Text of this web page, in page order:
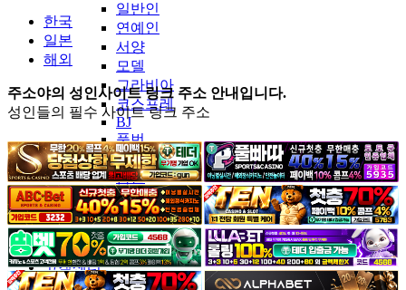
일반인
연예인
서양
모델
그라비아
코스프레
BJ
품번
후방주의
움짤
스포츠
기타
야썰
고객센터
한국
일본
해외
주소야의 성인사이트 링크 주소 안내입니다.
성인들의 필수 사이트 링크 주소